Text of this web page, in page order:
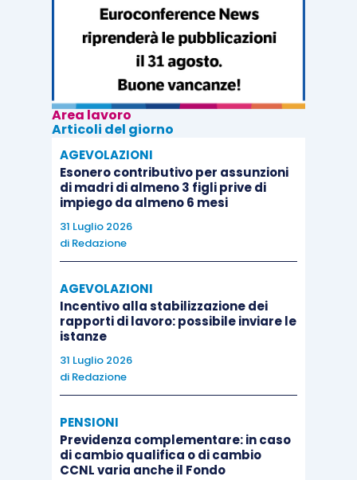
Corte d’Appello, è da escludere che le condizioni di
maggior favore che il patto individuale del contratto
di lavoro può introdurre al regime legale di
anticipazione del t.f.r., ai sensi dell’art.2120, ult. co.,
c.c., possano concretarsi in una anticipazione
mensile del t.f.r. non sostenuta da alcuna specifica
La causa in esame riguardava un appello
l’anticipazione del TFR quale retribuzione
ordinaria, quindi soggetta a prelievo contributivo;
la Suprema Corte va, dunque, ad avallare il
suddetto ragionamento.
Per concludere, quindi, qualunque sia la vostra
convinzione, riterrei quantomeno prudente
mensile del TFR, giacché vale sempre il detto
“uomo avvisato mezzo salvato”.
Area lavoro
Articoli del giorno
AGEVOLAZIONI
Esonero contributivo per assunzioni
di madri di almeno 3 figli prive di
impiego da almeno 6 mesi
31 Luglio 2026
di Redazione
AGEVOLAZIONI
Incentivo alla stabilizzazione dei
rapporti di lavoro: possibile inviare le
istanze
31 Luglio 2026
di Redazione
PENSIONI
Previdenza complementare: in caso
di cambio qualifica o di cambio
CCNL varia anche il Fondo